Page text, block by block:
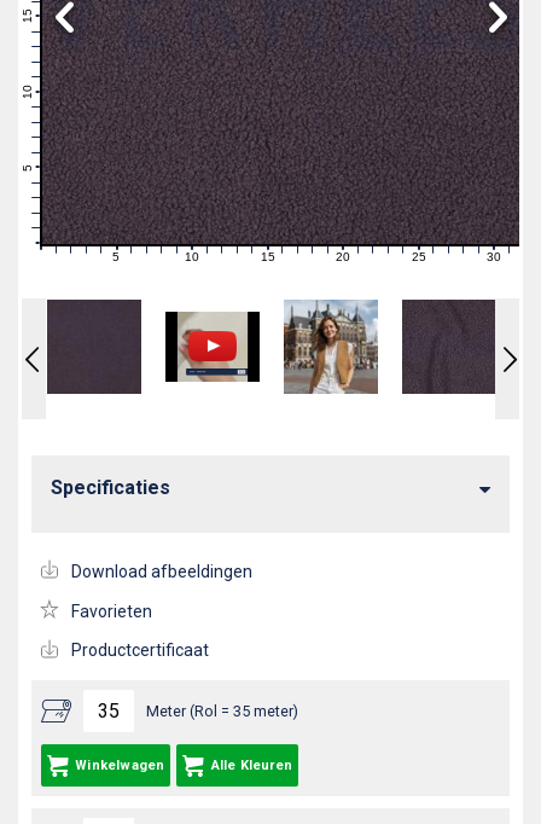
0
1
5
7
8
10
11
14
15
16
0 1 2 3 4 5 6 7 89101112131415161718192021222324252627282930 31
Meter (Rol = 35 meter)
Winkelwagen Alle Kleuren
Specificaties
Download afbeeldingen
Favorieten
Productcertificaat